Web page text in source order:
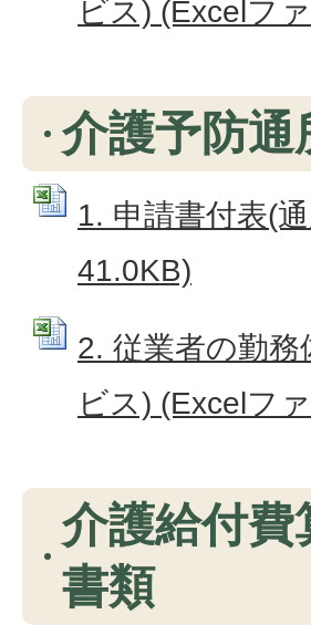
ビス) (Excelフ
介護予防通
1. 申請書付表(
41.0KB)
2. 従業者の勤
ビス) (Excelフ
介護給付費
書類